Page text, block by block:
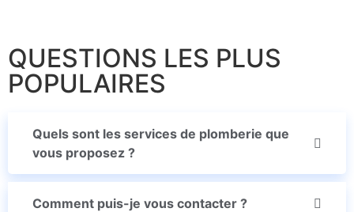
QUESTIONS LES PLUS
POPULAIRES
Quels sont les services de plomberie que
vous proposez ?
Comment puis-je vous contacter ?